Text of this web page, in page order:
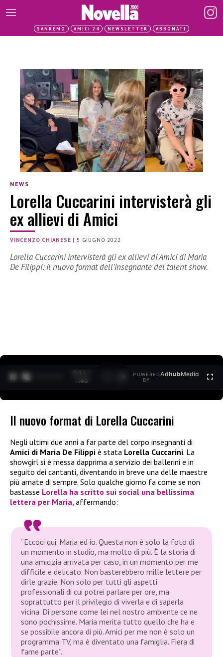
SANREMO AMICI 24 NEWSLETTER ABBONATI
NEWS
Lorella Cuccarini intervisterà gli
ex allievi di Amici
VINCENZO CHIANESE |5 GIUGNO 2022
Lorella Cuccarini intervisterà gli ex allievi di Amici di Maria
De Filippi: il nuovo format dell’insegnante del talent show.
0:15 /
1:40
POWERED
BY
AdhubMedia
Il nuovo format di Lorella Cuccarini
Negli ultimi due anni a far parte del corpo insegnanti di
Amici di Maria De Filippi è stata Lorella Cuccarini. La
showgirl si è messa dapprima a servizio dei ballerini e in
seguito dei cantanti, diventando in breve una delle maestre
più amate di sempre. Solo qualche giorno fa come se non
bastasse Lorella ha scritto sui social una bellissima
lettera per Maria, affermando:
“Eccoci qui. Maria ed io. Questa non è solo la foto di
un momento in studio, ma molto di più. È la storia di
una amicizia arrivata per caso, in un momento per me
difficile e delicato. Non basterebbero mille lettere per
dirle grazie. Non solo per tutti gli aspetti
professionali di cui potrei parlare per ore, ma
soprattutto per il privilegio di viverla e di saperla
vicina. Di persone come lei nel nostro ambiente ce ne
sono pochissime. Maria merita tutto quello che ha e
se possibile ancora di più. Amici per me non è solo un
programma TV, ma è diventato una famiglia. Fiera di
farne parte”.